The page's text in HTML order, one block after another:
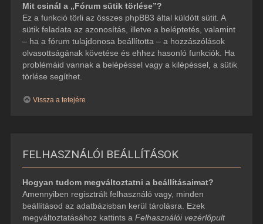
Mit csinál a „Fórum sütik törlése”?
Ez a funkció törli az összes phpBB3 által küldött sütit. A
sütik feladata az azonosítás, illetve a beléptetés, valamint
– ha a fórum tulajdonosa beállította – a hozzászólások
olvasottságának követése és ehhez hasonló funkciók. Ha
problémáid vannak a belépéssel vagy a kilépéssel, a sütik
törlése segíthet.
Vissza a tetejére
FELHASZNÁLÓI BEÁLLÍTÁSOK
Hogyan tudom megváltoztatni a beállításaimat?
Amennyiben regisztrált felhasználó vagy, minden
beállításod az adatbázisban kerül tárolásra. Ezek
megváltoztatásához kattints a Felhasználói vezérlőpult